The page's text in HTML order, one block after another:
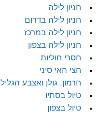
חניון לילה
חניון לילה בדרום
חניון לילה במרכז
חניון לילה בצפון
חסרי חוליות
חצי האי סיני
חרמון, גולן ואצבע הגליל
טיול בסתיו
טיול בצפון